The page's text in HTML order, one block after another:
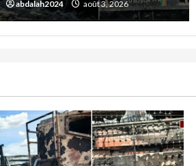
août 3, 2026
abdalah2024 août 3, 2026